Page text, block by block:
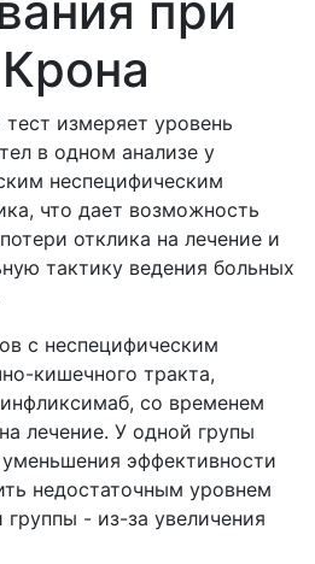
измеряет уровень
в одном анализе у
неспецифическим
что дает возможность
отклика на лечение и
тактику ведения больных
с неспецифическим
кишечного тракта,
со временем
лечение. У одной групы
эффективности
недостаточным уровнем
группы - из-за увеличения